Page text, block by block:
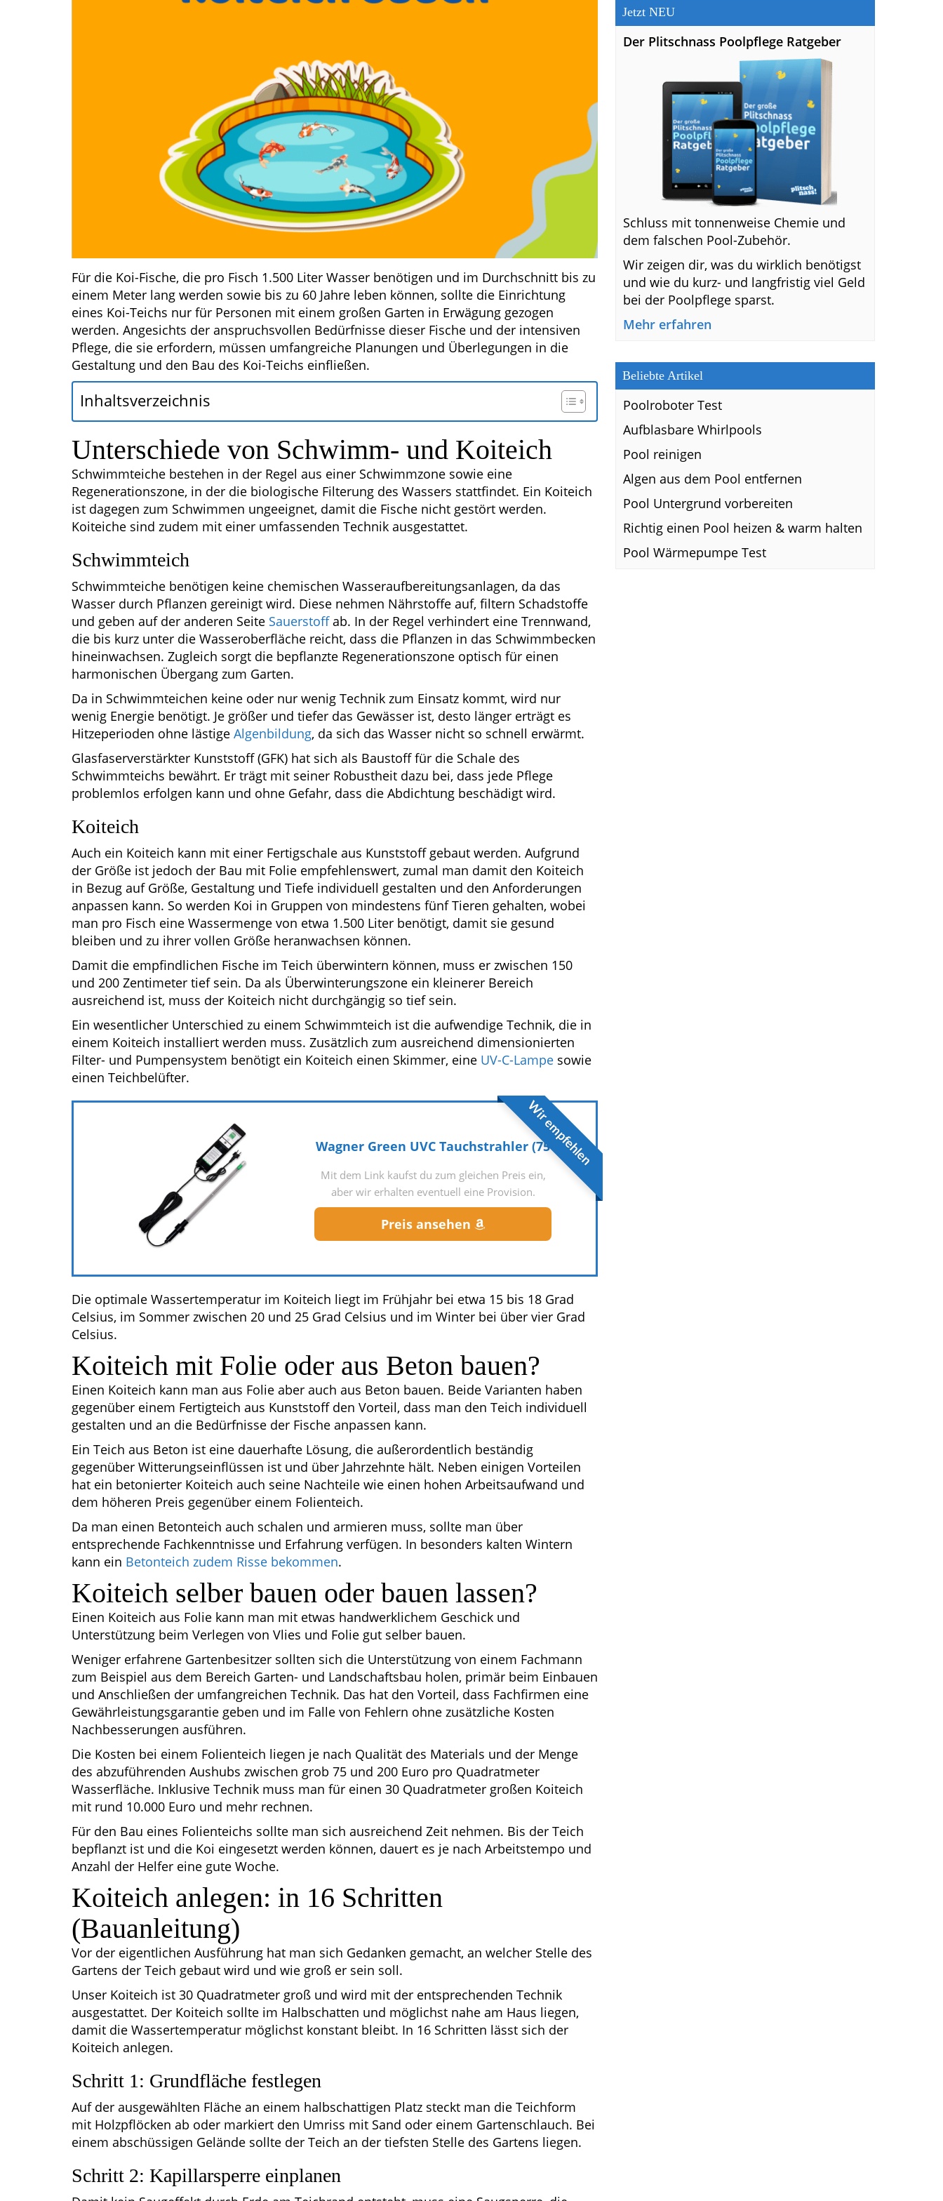
Für die Koi-Fische, die pro Fisch 1.500 Liter Wasser benötigen und im Durchschnitt bis zu
einem Meter lang werden sowie bis zu 60 Jahre leben können, sollte die Einrichtung
eines Koi-Teichs nur für Personen mit einem großen Garten in Erwägung gezogen
werden. Angesichts der anspruchsvollen Bedürfnisse dieser Fische und der intensiven
Pflege, die sie erfordern, müssen umfangreiche Planungen und Überlegungen in die
Gestaltung und den Bau des Koi-Teichs einfließen.
Inhaltsverzeichnis
Unterschiede von Schwimm- und Koiteich
Schwimmteiche bestehen in der Regel aus einer Schwimmzone sowie eine
Regenerationszone, in der die biologische Filterung des Wassers stattfindet. Ein Koiteich
ist dagegen zum Schwimmen ungeeignet, damit die Fische nicht gestört werden.
Koiteiche sind zudem mit einer umfassenden Technik ausgestattet.
Schwimmteich
Schwimmteiche benötigen keine chemischen Wasseraufbereitungsanlagen, da das
Wasser durch Pflanzen gereinigt wird. Diese nehmen Nährstoffe auf, filtern Schadstoffe
und geben auf der anderen Seite Sauerstoffab. In der Regel verhindert eine Trennwand,
die bis kurz unter die Wasseroberfläche reicht, dass die Pflanzen in das Schwimmbecken
hineinwachsen. Zugleich sorgt die bepflanzte Regenerationszone optisch für einen
harmonischen Übergang zum Garten.
Da in Schwimmteichen keine oder nur wenig Technik zum Einsatz kommt, wird nur
wenig Energie benötigt. Je größer und tiefer das Gewässer ist, desto länger erträgt es
Hitzeperioden ohne lästige Algenbildung, da sich das Wasser nicht so schnell erwärmt.
Glasfaserverstärkter Kunststoff (GFK) hat sich als Baustoff für die Schale des
Schwimmteichs bewährt. Er trägt mit seiner Robustheit dazu bei, dass jede Pflege
problemlos erfolgen kann und ohne Gefahr, dass die Abdichtung beschädigt wird.
Koiteich
Auch ein Koiteich kann mit einer Fertigschale aus Kunststoff gebaut werden. Aufgrund
der Größe ist jedoch der Bau mit Folie empfehlenswert, zumal man damit den Koiteich
in Bezug auf Größe, Gestaltung und Tiefe individuell gestalten und den Anforderungen
anpassen kann. So werden Koi in Gruppen von mindestens fünf Tieren gehalten, wobei
man pro Fisch eine Wassermenge von etwa 1.500 Liter benötigt, damit sie gesund
bleiben und zu ihrer vollen Größe heranwachsen können.
Damit die empfindlichen Fische im Teich überwintern können, muss er zwischen 150
und 200 Zentimeter tief sein. Da als Überwinterungszone ein kleinerer Bereich
ausreichend ist, muss der Koiteich nicht durchgängig so tief sein.
Ein wesentlicher Unterschied zu einem Schwimmteich ist die aufwendige Technik, die in
einem Koiteich installiert werden muss. Zusätzlich zum ausreichend dimensionierten
Filter- und Pumpensystem benötigt ein Koiteich einen Skimmer, eine UV-C-Lampe sowie
einen Teichbelüfter.
Wir empfehlen
Wagner Green UVC Tauchstrahler (75
Mit dem Link kaufst du zum gleichen Preis ein,
aber wir erhalten eventuell eine Provision.
Preis ansehen
Die optimale Wassertemperatur im Koiteich liegt im Frühjahr bei etwa 15 bis 18 Grad
Celsius, im Sommer zwischen 20 und 25 Grad Celsius und im Winter bei über vier Grad
Celsius.
Koiteich mit Folie oder aus Beton bauen?
Einen Koiteich kann man aus Folie aber auch aus Beton bauen. Beide Varianten haben
gegenüber einem Fertigteich aus Kunststoff den Vorteil, dass man den Teich individuell
gestalten und an die Bedürfnisse der Fische anpassen kann.
Ein Teich aus Beton ist eine dauerhafte Lösung, die außerordentlich beständig
gegenüber Witterungseinflüssen ist und über Jahrzehnte hält. Neben einigen Vorteilen
hat ein betonierter Koiteich auch seine Nachteile wie einen hohen Arbeitsaufwand und
dem höheren Preis gegenüber einem Folienteich.
Da man einen Betonteich auch schalen und armieren muss, sollte man über
entsprechende Fachkenntnisse und Erfahrung verfügen. In besonders kalten Wintern
kann ein Betonteich zudem Risse bekommen.
Koiteich selber bauen oder bauen lassen?
Einen Koiteich aus Folie kann man mit etwas handwerklichem Geschick und
Unterstützung beim Verlegen von Vlies und Folie gut selber bauen.
Weniger erfahrene Gartenbesitzer sollten sich die Unterstützung von einem Fachmann
zum Beispiel aus dem Bereich Garten- und Landschaftsbau holen, primär beim Einbauen
und Anschließen der umfangreichen Technik. Das hat den Vorteil, dass Fachfirmen eine
Gewährleistungsgarantie geben und im Falle von Fehlern ohne zusätzliche Kosten
Nachbesserungen ausführen.
Die Kosten bei einem Folienteich liegen je nach Qualität des Materials und der Menge
des abzuführenden Aushubs zwischen grob 75 und 200 Euro pro Quadratmeter
Wasserfläche. Inklusive Technik muss man für einen 30 Quadratmeter großen Koiteich
mit rund 10.000 Euro und mehr rechnen.
Für den Bau eines Folienteichs sollte man sich ausreichend Zeit nehmen. Bis der Teich
bepflanzt ist und die Koi eingesetzt werden können, dauert es je nach Arbeitstempo und
Anzahl der Helfer eine gute Woche.
Koiteich anlegen: in 16 Schritten
(Bauanleitung)
Vor der eigentlichen Ausführung hat man sich Gedanken gemacht, an welcher Stelle des
Gartens der Teich gebaut wird und wie groß er sein soll.
Unser Koiteich ist 30 Quadratmeter groß und wird mit der entsprechenden Technik
ausgestattet. Der Koiteich sollte im Halbschatten und möglichst nahe am Haus liegen,
damit die Wassertemperatur möglichst konstant bleibt. In 16 Schritten lässt sich der
Koiteich anlegen.
Schritt 1: Grundfläche festlegen
Auf der ausgewählten Fläche an einem halbschattigen Platz steckt man die Teichform
mit Holzpflöcken ab oder markiert den Umriss mit Sand oder einem Gartenschlauch. Bei
einem abschüssigen Gelände sollte der Teich an der tiefsten Stelle des Gartens liegen.
Schritt 2: Kapillarsperre einplanen
Jetzt NEU
Der Plitschnass Poolpflege Ratgeber
Schluss mit tonnenweise Chemie und
dem falschen Pool-Zubehör.
Wir zeigen dir, was du wirklich benötigst
und wie du kurz- und langfristig viel Geld
bei der Poolpflege sparst.
Mehr erfahren
Beliebte Artikel
Poolroboter Test
Aufblasbare Whirlpools
Pool reinigen
Algen aus dem Pool entfernen
Pool Untergrund vorbereiten
Richtig einen Pool heizen & warm halten
Pool Wärmepumpe Test